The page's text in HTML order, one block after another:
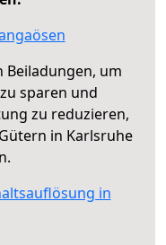
Beiladungen, um
sparen und
zu reduzieren,
in Karlsruhe
in